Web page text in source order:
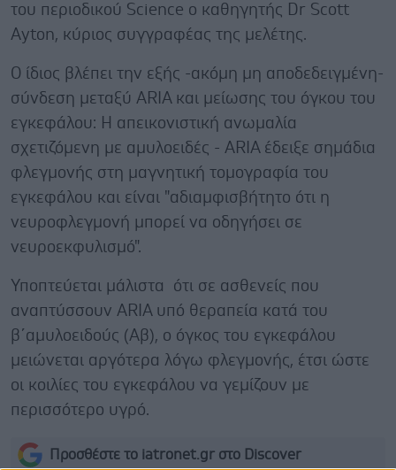
του περιοδικού Science ο καθηγητής Dr Scott
Ayton, κύριος συγγραφέας της μελέτης.
Ο ίδιος βλέπει την εξής -ακόμη μη αποδεδειγμένη-
σύνδεση μεταξύ ARIA και μείωσης του όγκου του
εγκεφάλου: Η απεικονιστική ανωμαλία
σχετιζόμενη με αμυλοειδές - ARIA έδειξε σημάδια
φλεγμονής στη μαγνητική τομογραφία του
εγκεφάλου και είναι "αδιαμφισβήτητο ότι η
νευροφλεγμονή μπορεί να οδηγήσει σε
νευροεκφυλισμό".
Υποπτεύεται μάλιστα ότι σε ασθενείς που
αναπτύσσουν ARIA υπό θεραπεία κατά του
β΄αμυλοειδούς (Αβ), ο όγκος του εγκεφάλου
μειώνεται αργότερα λόγω φλεγμονής, έτσι ώστε
οι κοιλίες του εγκεφάλου να γεμίζουν με
περισσότερο υγρό.
Προσθέστε το iatronet.gr στο Discover